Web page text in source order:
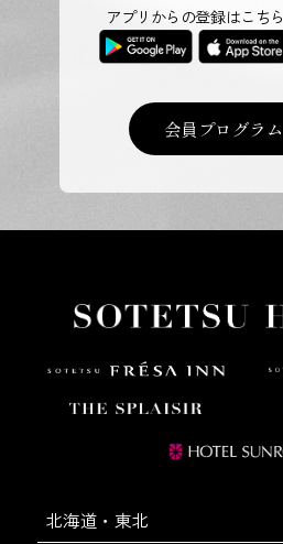
会員プログラム
アプリからの登録はこちら
北海道・東北